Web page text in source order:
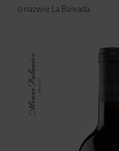
o nazwie La Baixada.